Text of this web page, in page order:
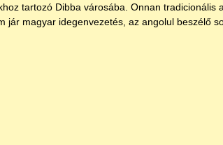
tartozó Dibba városába. Onnan tradicionális
magyar idegenvezetés, az angolul beszélő